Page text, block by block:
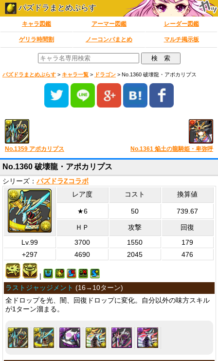
パズドラまとめぷらす
キャラ図鑑 アーマー図鑑 レーダー図鑑
ゲリラ時間割 ノーコンパまとめ マルチ掲示板
パズドラまとめぷらす > キャラ一覧 > ドラゴン > No.1360 破壊龍・アポカリプス
No.1359 アポカリプス No.1361 焔土の龍騎姫・卑弥呼
No.1360 破壊龍・アポカリプス
シリーズ： パズドラZコラボ
レア度 コスト 換算値
★6 50 739.67
ＨＰ 攻撃
回復
Lv.99
3700 1550
179
+297
4690 2045 476
|
ラストジャッジメント (16→10ターン)
全ドロップを光、闇、回復ドロップに変化。自分以外の味方スキル
が1ターン溜まる。